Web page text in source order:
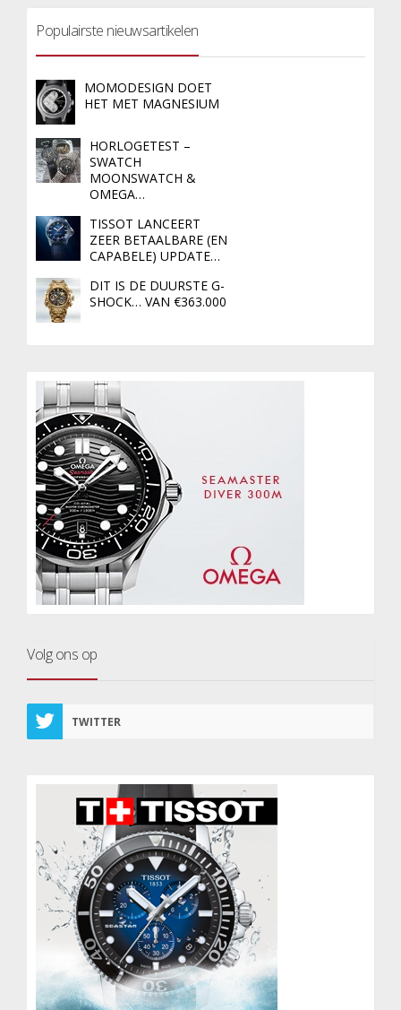
Populairste nieuwsartikelen
MOMODESIGN DOET
HET MET MAGNESIUM
HORLOGETEST –
SWATCH
MOONSWATCH &
OMEGA…
TISSOT LANCEERT
ZEER BETAALBARE (EN
CAPABELE) UPDATE…
DIT IS DE DUURSTE G-
SHOCK… VAN €363.000
Volg ons op
TWITTER